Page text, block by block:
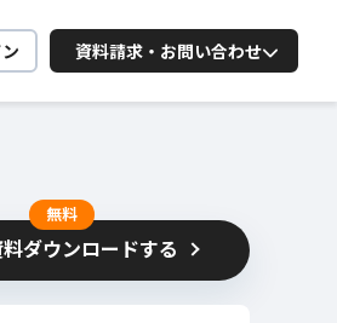
ーを配信中
資料請求・お問い合わせ
無料
ダウンロードする